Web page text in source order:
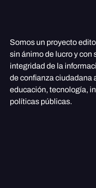
Somos un proyecto
sin ánimo de lucro y con
integridad de la
de confianza ciudadana
educación, tecnología,
políticas públicas.